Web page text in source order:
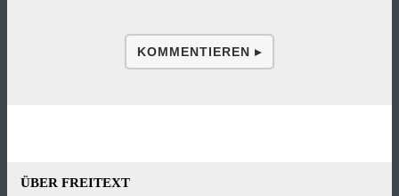
KOMMENTIEREN ▸
ÜBER FREITEXT